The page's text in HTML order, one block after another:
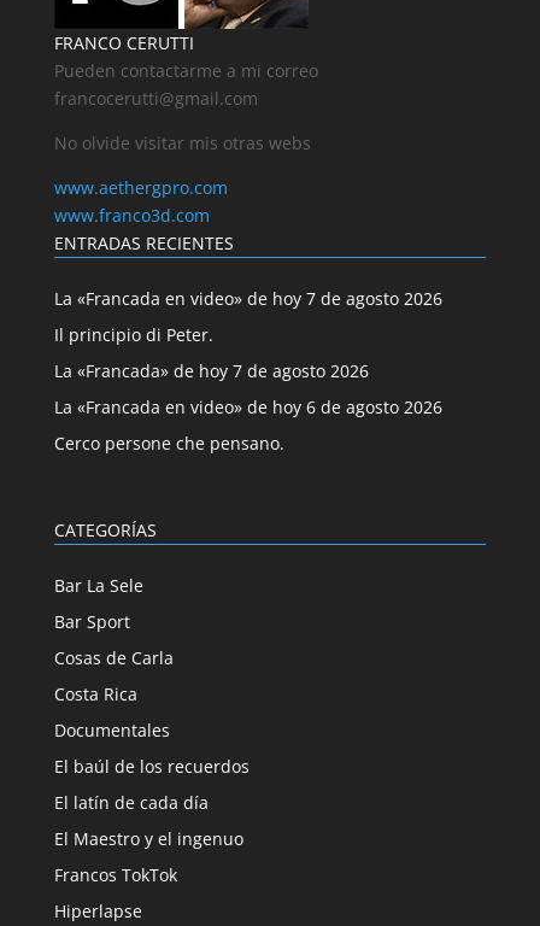
FRANCO CERUTTI
Pueden contactarme a mi correo
francocerutti@gmail.com
No olvide visitar mis otras webs
www.aethergpro.com
www.franco3d.com
ENTRADAS RECIENTES
La «Francada en video» de hoy 7 de agosto 2026
Il principio di Peter.
La «Francada» de hoy 7 de agosto 2026
La «Francada en video» de hoy 6 de agosto 2026
Cerco persone che pensano.
CATEGORÍAS
Bar La Sele
Bar Sport
Cosas de Carla
Costa Rica
Documentales
El baúl de los recuerdos
El latín de cada día
El Maestro y el ingenuo
Francos TokTok
Hiperlapse